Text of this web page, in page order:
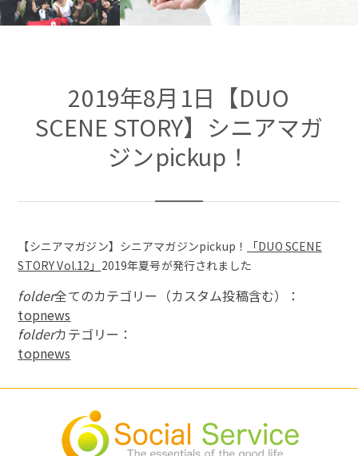
2019年8月1日【DUO
SCENE STORY】シニアマガ
ジンpickup！
【シニアマガジン】シニアマガジンpickup！
「DUO SCENE
STORY Vol.12」 2019年夏号が発行されました
folder全てのカテゴリー（カスタム投稿含む）：
topnews
folderカテゴリー：
topnews